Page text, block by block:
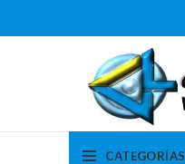
CATEGORÍAS